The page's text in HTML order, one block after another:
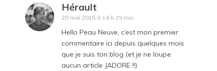
Hérault
20 mai 2015 à 14 h 29 min
Hello Peau Neuve, c’est mon premier
commentaire ici depuis quelques mois
que je suis ton blog (et je ne loupe
aucun article JADORE !!)